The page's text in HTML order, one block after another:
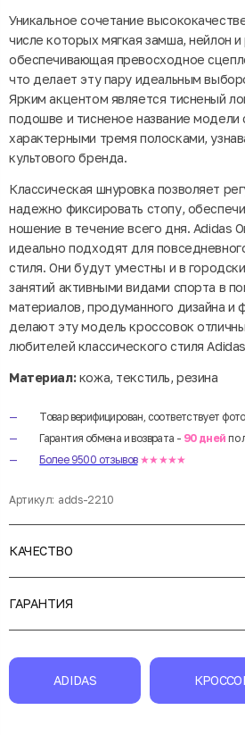
Уникальное сочетание
числе которых мягкая замша, нейлон
обеспечивающая превосходное
что делает эту пару идеальным
Ярким акцентом является тисненый
подошве и тисненое название модели
характерными тремя полосками,
культового бренда.
Классическая шнуровка позволяет
надежно фиксировать стопу,
ношение в течение всего дня. Adidas
идеально подходят для
стиля. Они будут уместны и в
занятий активными видами спорта в
материалов, продуманного дизайна и
делают эту модель кроссовок
любителей классического стиля
Материал:кожа, текстиль, резина
Товар верифицирован, соответствует фото
Гарантия обмена и возврата - 90 дней по
Более 9500 отзывов ★★★★★
Артикул: adds-2210
КАЧЕСТВО
ГАРАНТИЯ
ADIDAS